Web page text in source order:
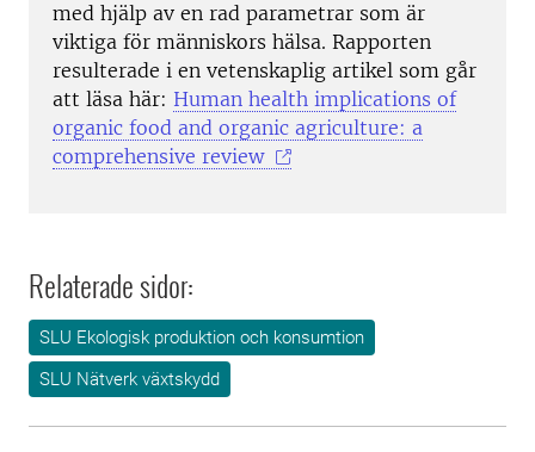
med hjälp av en rad parametrar som är
viktiga för människors hälsa. Rapporten
resulterade i en vetenskaplig artikel som går
att läsa här: Human health implications of
organic food and organic agriculture: a
comprehensive review
Relaterade sidor:
SLU Ekologisk produktion och konsumtion
SLU Nätverk växtskydd